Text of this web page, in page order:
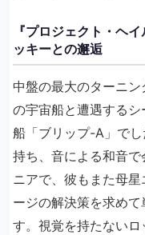
『プロジェクト・ヘ
ッキーとの邂逅
中盤の最大のターニ
の宇宙船と遭遇する
船「ブリップ-A」で
持ち、音による和音
ニアで、彼もまた母
ージの解決策を求め
す。視覚を持たない